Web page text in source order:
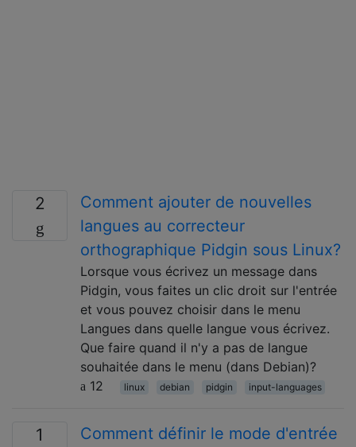
2
Comment ajouter de nouvelles
langues au correcteur
orthographique Pidgin sous Linux?
Lorsque vous écrivez un message dans
Pidgin, vous faites un clic droit sur l'entrée
et vous pouvez choisir dans le menu
Langues dans quelle langue vous écrivez.
Que faire quand il n'y a pas de langue
souhaitée dans le menu (dans Debian)?
12
linux debian pidgin input-languages
1
Comment définir le mode d'entrée